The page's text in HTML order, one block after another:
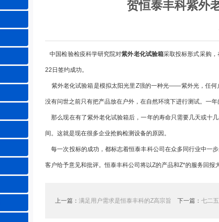
贺恒泰丰科紫外
中国检验检疫科学研究院对紫外老化试验箱采取投标形式采购
22日签约成功。
紫外老化试验箱是模拟太阳光里Z强的一种光——紫外光，任
没有问世之前只有把产品放在户外，在自然环境下进行测试。一
那么现在有了紫外老化试验箱后，一年的寿命只需要几天或十
间。这就是现在很多企业抢购检测设备的原因。
每一次投标的成功，都标志着恒泰丰科公司在众多同行业中一
客户给予意见和批评。恒泰丰科公司将以Z的产品和Z*的服务回报
上一篇： 满足用户需求是恒泰丰科的Z高宗旨 下一篇： 七二